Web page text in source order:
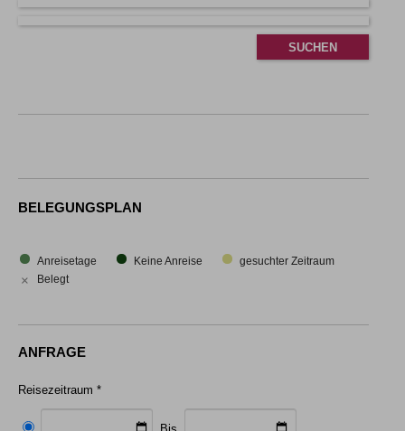
BELEGUNGSPLAN
Anreisetage Keine Anreise gesuchter Zeitraum
× Belegt
ANFRAGE
Reisezeitraum *